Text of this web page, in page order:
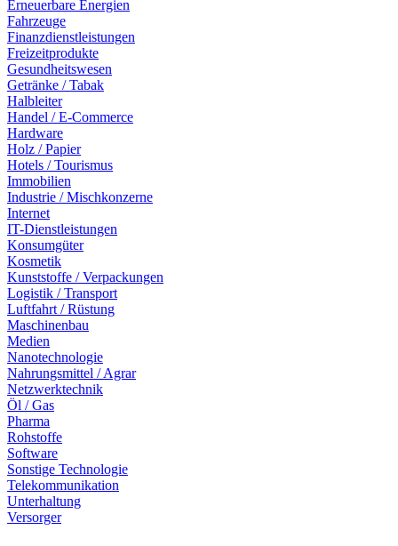
Erneuerbare Energien
Fahrzeuge
Finanzdienstleistungen
Freizeitprodukte
Gesundheitswesen
Getränke / Tabak
Halbleiter
Handel / E-Commerce
Hardware
Holz / Papier
Hotels / Tourismus
Immobilien
Industrie / Mischkonzerne
Internet
IT-Dienstleistungen
Konsumgüter
Kosmetik
Kunststoffe / Verpackungen
Logistik / Transport
Luftfahrt / Rüstung
Maschinenbau
Medien
Nanotechnologie
Nahrungsmittel / Agrar
Netzwerktechnik
Öl / Gas
Pharma
Rohstoffe
Software
Sonstige Technologie
Telekommunikation
Unterhaltung
Versorger